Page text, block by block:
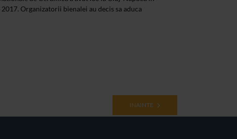
Organizatorii bienalei au decis sa aduca
INAINTE